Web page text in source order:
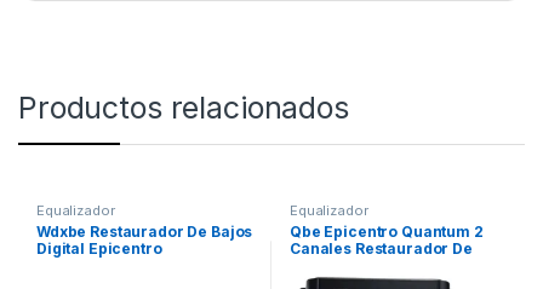
Productos relacionados
Equalizador
Wdxbe Restaurador De Bajos
Digital Epicentro
Equalizador
Qbe Epicentro Quantum 2
Canales Restaurador De